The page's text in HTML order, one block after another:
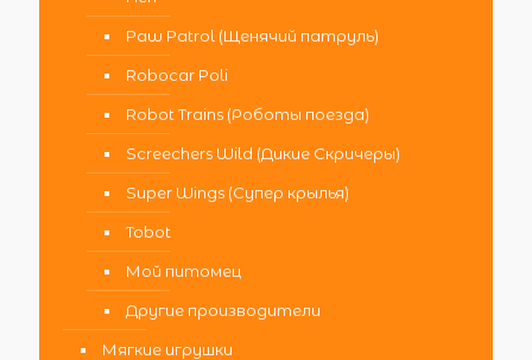
Paw Patrol (Щенячий патруль)
Robocar Poli
Robot Trains (Роботы поезда)
Screechers Wild (Дикие Скричеры)
Super Wings (Супер крылья)
Tobot
Мой питомец
Другие производители
Мягкие игрушки